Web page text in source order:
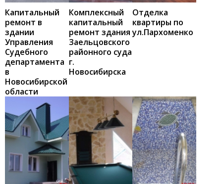
Капитальный
ремонт в
здании
Управления
Судебного
департамента
в
Новосибирской
области
Комплексный
капитальный
ремонт здания
Заельцовского
районного суда
г.
Новосибирска
Отделка
квартиры по
ул.Пархоменко